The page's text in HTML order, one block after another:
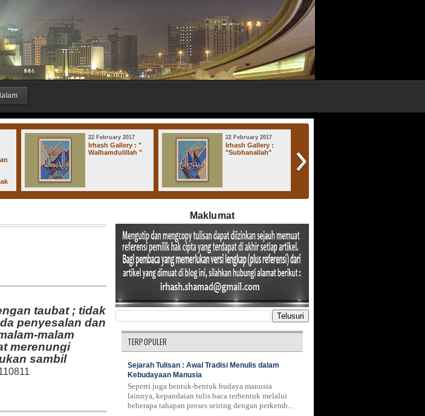
22 February 2017
Irhash Gallery : "
Walhamdulillah "
22 February 2017
Irhash Gallery :
"Subhanallah"
taubat ; tidak
penyesalan dan
malam
merenungi
sambil
11
Maklumat
TERPOPULER
Sejarah Tulisan : Awal Tradisi Menulis dalam
Kebudayaan Manusia
Seperti juga bentuk-bentuk budaya manusia
lainnya, kepandaian tulis baca terbentuk melalui
beberapa tahapan proses seiring dengan perkemb...